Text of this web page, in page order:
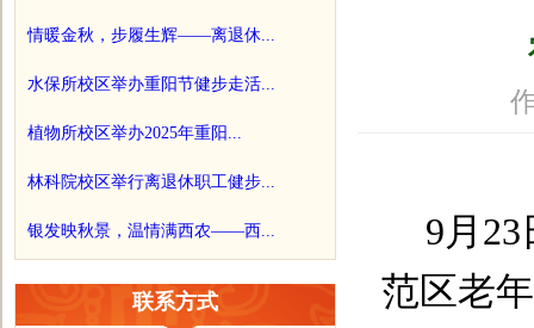
情暖金秋，步履生辉——离退休...
水保所校区举办重阳节健步走活...
植物所校区举办2025年重阳...
林科院校区举行离退休职工健步...
银发映秋景，温情满西农——西...
联系方式
9月 23
范区老